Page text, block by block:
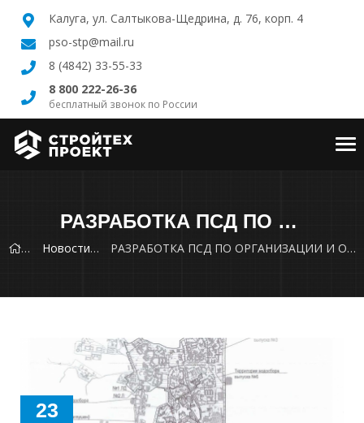
Калуга, ул. Салтыкова-Щедрина, д. 76, корп. 4
pso-stp@mail.ru
8 (4842) 33-55-33
8 800 222-26-36
бесплатный звонок по России
РАЗРАБОТКА ПСД ПО ОРГАНИЗАЦИИ И ОЧИСТКЕ ЛИВНЕВЫХ СТОКОВ С ТЕРРИТОРИИ ГОРОДА СОСНОВЫЙ БОР НА ВЫПУСКАХ В ВОДНЫЕ ОБЪЕКТЫ №№5,6, В Г. СОСНОВЫЙ БОР ЛЕНИНГРАДСКОЙ ОБЛАСТИ
Новости РАЗРАБОТКА ПСД ПО ОРГАНИЗАЦИИ И ОЧИСТКЕ ЛИВНЕВЫХ СТОКОВ С ТЕРРИТОРИИ ГОРОДА СОСНОВЫЙ БОР НА ВЫПУСКАХ В ВОДНЫЕ ОБЪЕКТЫ №№5,6, В Г. СОСНОВЫЙ БОР ЛЕНИНГРАДСКОЙ ОБЛАСТИ
23